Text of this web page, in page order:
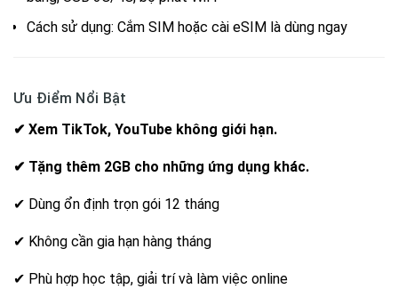
Cách sử dụng: Cắm SIM hoặc cài eSIM là dùng ngay
Ưu Điểm Nổi Bật
✔ Xem TikTok, YouTube không giới hạn.
✔ Tặng thêm 2GB cho những ứng dụng khác.
✔ Dùng ổn định trọn gói 12 tháng
✔ Không cần gia hạn hàng tháng
✔ Phù hợp học tập, giải trí và làm việc online